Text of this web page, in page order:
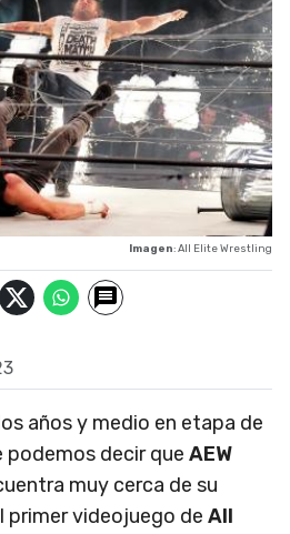
Imagen: All Elite Wrestling
años y medio en etapa de
podemos decir que AEW
muy cerca de su
primer videojuego de All